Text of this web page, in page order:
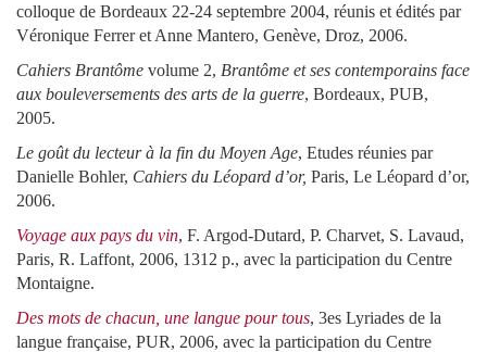
colloque de Bordeaux 22-24 septembre 2004, réunis et édités par
Véronique Ferrer et Anne Mantero, Genève, Droz, 2006.
Cahiers Brantôme volume 2, Brantôme et ses contemporains face
aux bouleversements des arts de la guerre, Bordeaux, PUB,
2005.
Le goût du lecteur à la fin du Moyen Age, Etudes réunies par
Danielle Bohler, Cahiers du Léopard d’or, Paris, Le Léopard d’or,
2006.
Voyage aux pays du vin, F. Argod-Dutard, P. Charvet, S. Lavaud,
Paris, R. Laffont, 2006, 1312 p., avec la participation du Centre
Montaigne.
Des mots de chacun, une langue pour tous, 3es Lyriades de la
langue française, PUR, 2006, avec la participation du Centre